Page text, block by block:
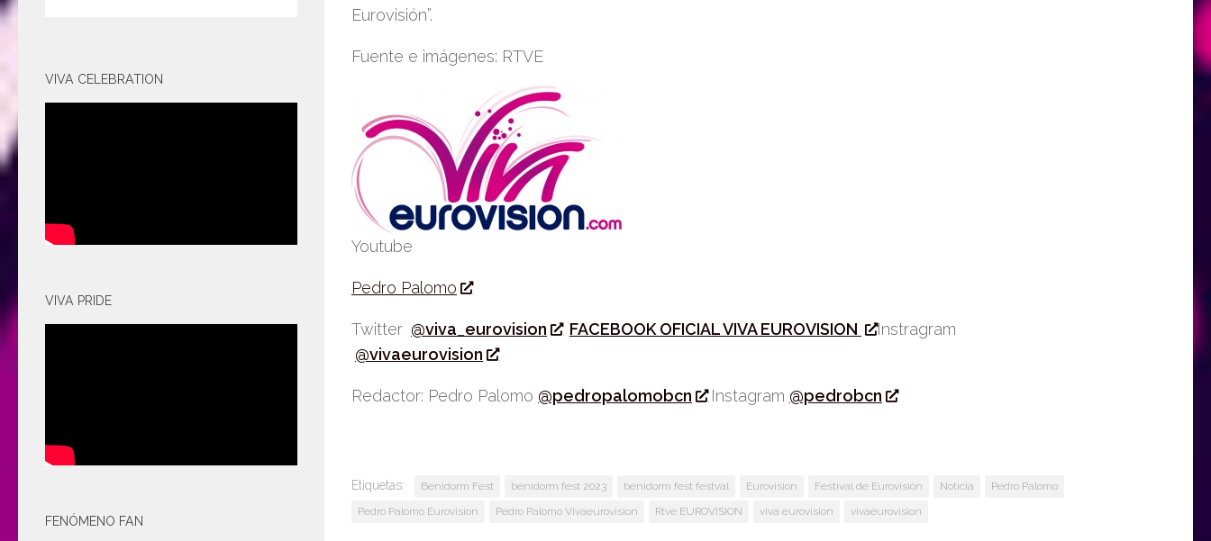
Eurovisión”.
Fuente e imágenes: RTVE
Youtube
Pedro Palomo
Twitter @viva_eurovision FACEBOOK OFICIAL VIVA EUROVISION
Instragram
@vivaeurovision
Redactor: Pedro Palomo @pedropalomobcn Instagram @pedrobcn
Etiquetas: Benidorm Fest benidorm fest 2023 benidorm fest festval Eurovision Festival de Eurovisión Noticia
Pedro Palomo
Pedro Palomo Eurovision
Pedro Palomo Vivaeurovision Rtve EUROVISION viva eurovision vivaeurovision
VIVA CELEBRATION
VIVA PRIDE
FENÓMENO FAN